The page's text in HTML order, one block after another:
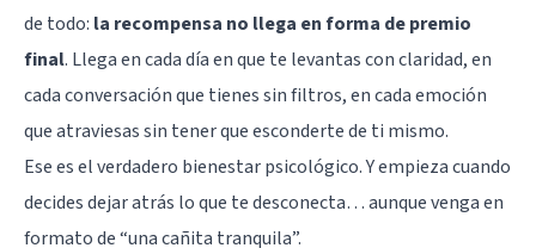
de todo: la recompensa no llega en forma de premio
final. Llega en cada día en que te levantas con claridad, en
cada conversación que tienes sin filtros, en cada emoción
que atraviesas sin tener que esconderte de ti mismo.
Ese es el verdadero bienestar psicológico. Y empieza cuando
decides dejar atrás lo que te desconecta… aunque venga en
formato de “una cañita tranquila”.